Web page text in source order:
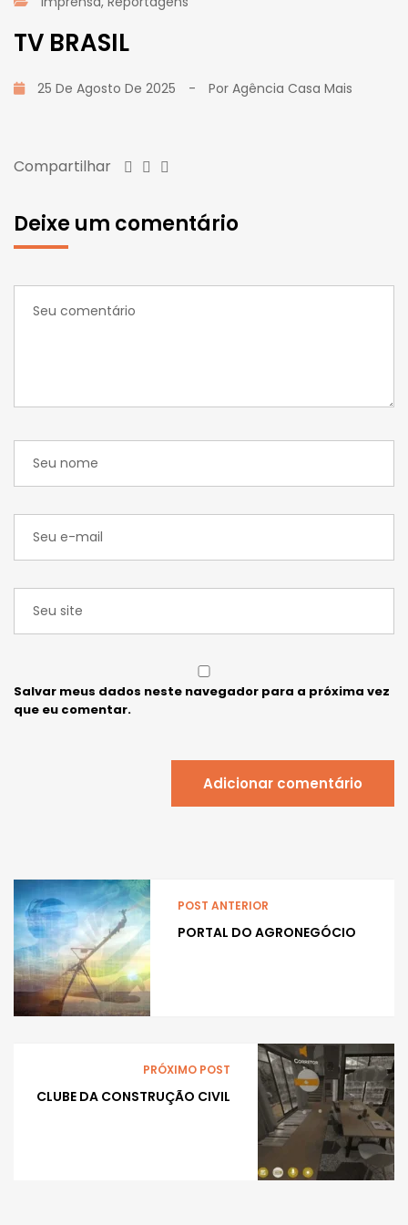
TV BRASIL
25 De Agosto De 2025 - Por Agência Casa Mais
Compartilhar
Deixe um comentário
Salvar meus dados neste navegador para a próxima vez
que eu comentar.
Adicionar comentário
POST ANTERIOR
PORTAL DO AGRONEGÓCIO
PRÓXIMO POST
CLUBE DA CONSTRUÇÃO CIVIL